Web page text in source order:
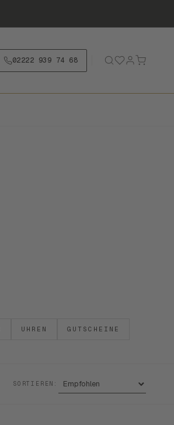
02222 939 74 68
UHREN GUTSCHEINE
SORTIEREN: